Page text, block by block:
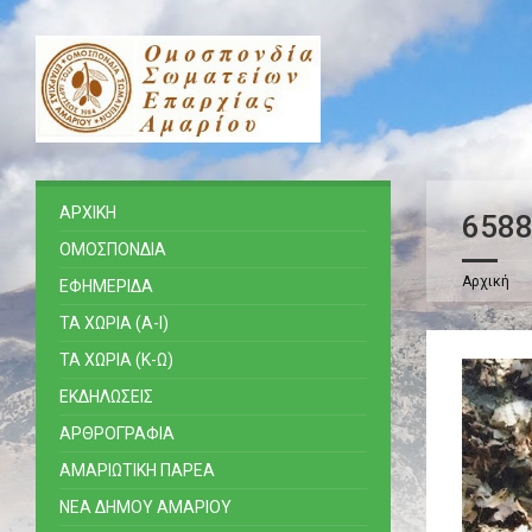
Αρχική
ΑΡΧΙΚΗ
ΟΜΟΣΠΟΝΔΙΑ
ΕΦΗΜΕΡΙΔΑ
ΤΑ ΧΩΡΙΑ (Α-Ι)
ΤΑ ΧΩΡΙΑ (Κ-Ω)
ΕΚΔΗΛΩΣΕΙΣ
ΑΡΘΡΟΓΡΑΦΙΑ
ΑΜΑΡΙΩΤΙΚΗ ΠΑΡΕΑ
ΝΕΑ ΔΗΜΟΥ ΑΜΑΡΙΟΥ